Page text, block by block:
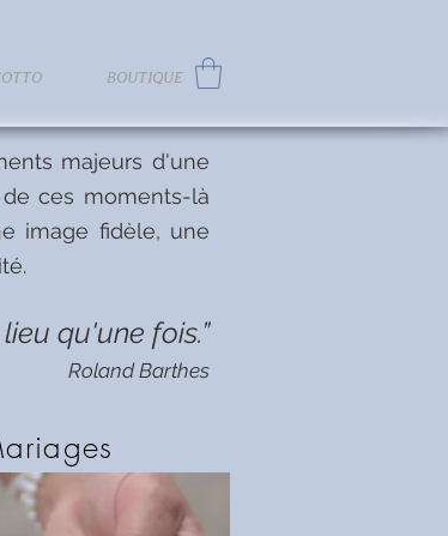
BOUTIQUE
majeurs d'une
ces moments-là
image fidèle, une
qu'une fois.”
Roland Barthes